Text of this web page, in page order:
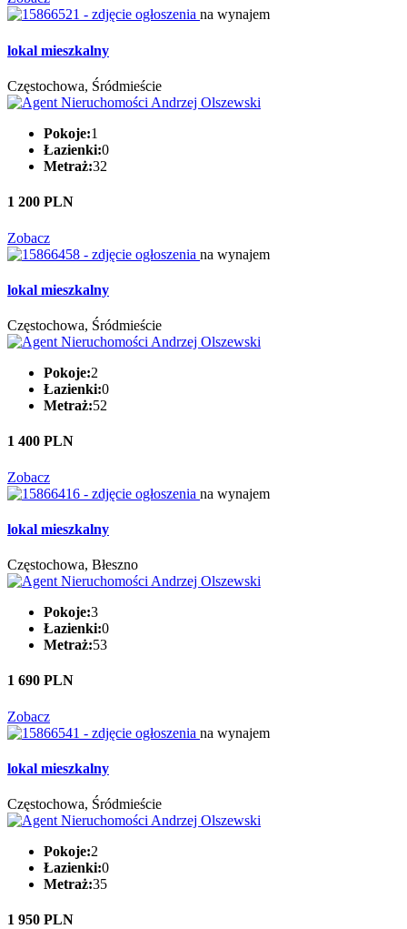
na wynajem
lokal mieszkalny
Częstochowa, Śródmieście
Pokoje:1
Łazienki:0
Metraż:32
1 200 PLN
Zobacz
na wynajem
lokal mieszkalny
Częstochowa, Śródmieście
Pokoje:2
Łazienki:0
Metraż:52
1 400 PLN
Zobacz
na wynajem
lokal mieszkalny
Częstochowa, Błeszno
Pokoje:3
Łazienki:0
Metraż:53
1 690 PLN
Zobacz
na wynajem
lokal mieszkalny
Częstochowa, Śródmieście
Pokoje:2
Łazienki:0
Metraż:35
1 950 PLN